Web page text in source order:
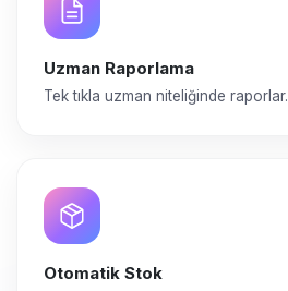
Uzman Raporlama
Tek tıkla uzman niteliğinde raporlar.
Otomatik Stok